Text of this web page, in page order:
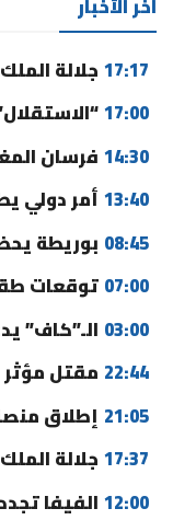
17:17جلالة
17:00
14:30 فرسان
13:40 أمر دولي
08:45 بوريطة
07:00 توقعات
03:00 الـ”كاف”
22:44 مقتل
21:05 إطلاق
17:37 جلالة
12:00 الفيفا